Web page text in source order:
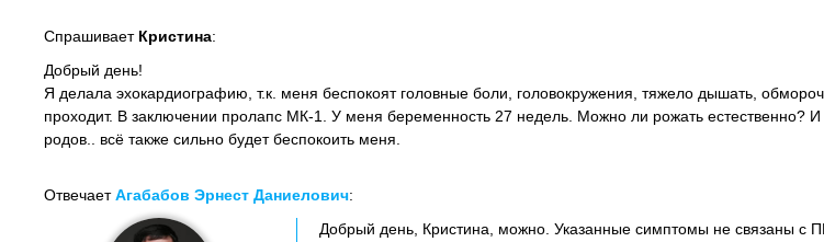
Спрашивает Кристина:
Добрый день!
Я делала эхокардиографию, т.к. меня беспокоят головные боли, головокружения, тяжело дышать,
проходит. В заключении пролапс МК-1. У меня беременность 27 недель. Можно ли рожать естественно?
родов.. всё также сильно будет беспокоить меня.
ОтвечаетАгабабов Эрнест Даниелович:
Добрый день, Кристина, можно. Указанные симптомы не связаны с